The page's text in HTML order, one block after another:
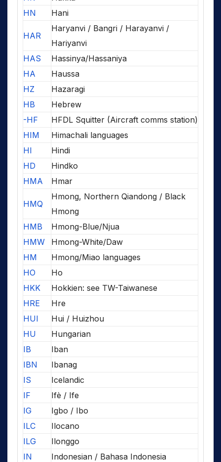
HN
Hani
HAR
Haryanvi / Bangri / Harayanvi /
Hariyanvi
HAS
Hassinya/Hassaniya
HA
Haussa
HZ
Hazaragi
HB
Hebrew
-HF
HFDL Squitter (Aircraft comms station)
HIM
Himachali languages
HI
Hindi
HD
Hindko
HMA
Hmar
HMQ
Hmong, Northern Qiandong / Black
Hmong
HMB
Hmong-Blue/Njua
HMW
Hmong-White/Daw
HM
Hmong/Miao languages
HO
Ho
HKK
Hokkien: see TW-Taiwanese
HRE
Hre
HUI
Hui / Huizhou
HU
Hungarian
IB
Iban
IBN
Ibanag
IS
Icelandic
IF
Ifè / Ife
IG
Igbo / Ibo
ILC
Ilocano
ILG
Ilonggo
IN
Indonesian / Bahasa Indonesia